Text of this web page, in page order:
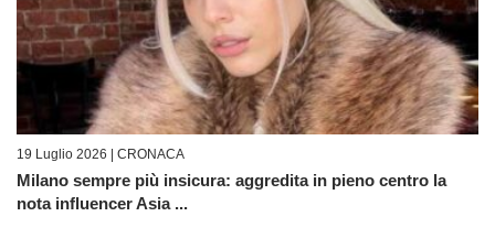
19 Luglio 2026 | CRONACA
Milano sempre più insicura: aggredita in pieno centro la
nota influencer Asia ...